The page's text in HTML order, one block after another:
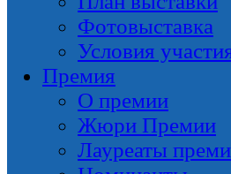
Фотовыставка
Условия
Премия
О премии
Жюри Премии
Лауреаты